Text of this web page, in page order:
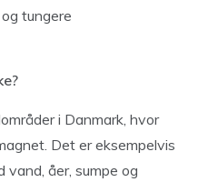
tungere
i Danmark, hvor
Det er eksempelvis
vand, åer, sumpe og